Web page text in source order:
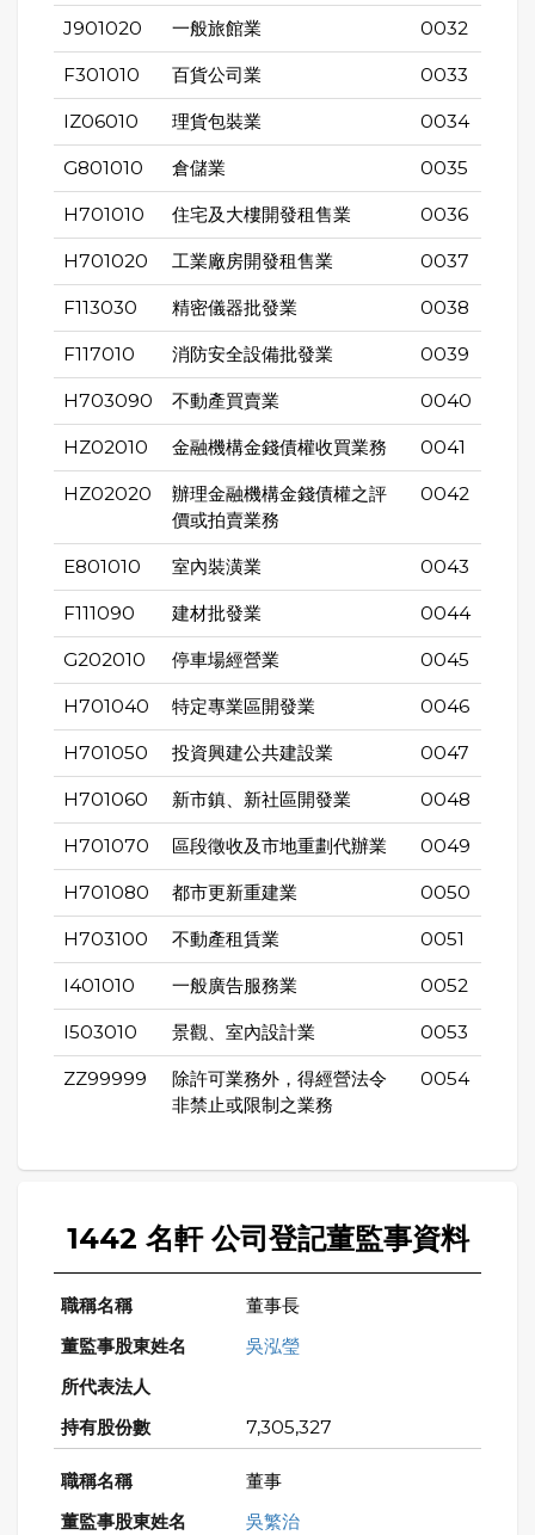
J901020 一般旅館業 0032
F301010 百貨公司業 0033
IZ06010 理貨包裝業 0034
G801010 倉儲業 0035
H701010 住宅及大樓開發租售業 0036
H701020 工業廠房開發租售業 0037
F113030 精密儀器批發業 0038
F117010 消防安全設備批發業 0039
H703090 不動產買賣業 0040
HZ02010 金融機構金錢債權收買業務 0041
HZ02020
辦理金融機構金錢債權之評
價或拍賣業務
0042
E801010 室內裝潢業 0043
F111090 建材批發業 0044
G202010 停車場經營業 0045
H701040 特定專業區開發業 0046
H701050 投資興建公共建設業 0047
H701060 新市鎮、新社區開發業 0048
H701070 區段徵收及市地重劃代辦業 0049
H701080 都市更新重建業 0050
H703100 不動產租賃業 0051
I401010 一般廣告服務業 0052
I503010 景觀、室內設計業 0053
ZZ99999
除許可業務外，得經營法令
非禁止或限制之業務
0054
1442 名軒 公司登記董監事資料
董事長
吳泓瑩
7,305,327
董事
吳繁治